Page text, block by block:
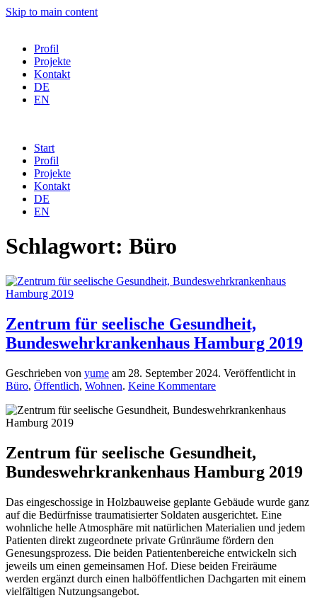
Skip to main content
Profil
Projekte
Kontakt
DE
EN
Start
Profil
Projekte
Kontakt
DE
EN
Schlagwort: Büro
Zentrum für seelische Gesundheit,
Bundeswehrkrankenhaus Hamburg 2019
Geschrieben von yume am 28. September 2024. Veröffentlicht in
Büro, Öffentlich, Wohnen. Keine Kommentarezu
für
Hamburg
2019
Zentrum für seelische Gesundheit,
Bundeswehrkrankenhaus Hamburg 2019
Das eingeschossige in Holzbauweise geplante Gebäude wurde ganz
auf die Bedürfnisse traumatisierter Soldaten ausgerichtet. Eine
wohnliche helle Atmosphäre mit natürlichen Materialien und jedem
Patienten direkt zugeordnete private Grünräume fördern den
Genesungsprozess. Die beiden Patientenbereiche entwickeln sich
jeweils um einen gemeinsamen Hof. Diese beiden Freiräume
werden ergänzt durch einen halböffentlichen Dachgarten mit einem
vielfältigen Nutzungsangebot.